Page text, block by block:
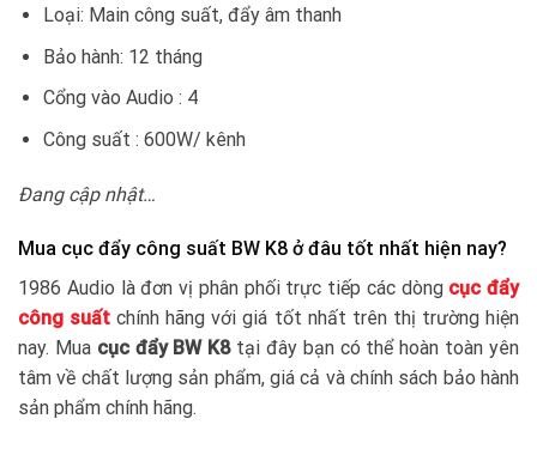
Loại: Main công suất, đẩy âm thanh
Bảo hành: 12 tháng
Cổng vào Audio : 4
Công suất : 600W/ kênh
Đang cập nhật…
Mua cục đẩy công suất BW K8 ở đâu tốt nhất hiện nay?
1986 Audio là đơn vị phân phối trực tiếp các dòng cục đẩy
công suất chính hãng với giá tốt nhất trên thị trường hiện
nay. Mua cục đẩy BW K8tại đây bạn có thể hoàn toàn yên
tâm về chất lượng sản phẩm, giá cả và chính sách bảo hành
sản phẩm chính hãng.